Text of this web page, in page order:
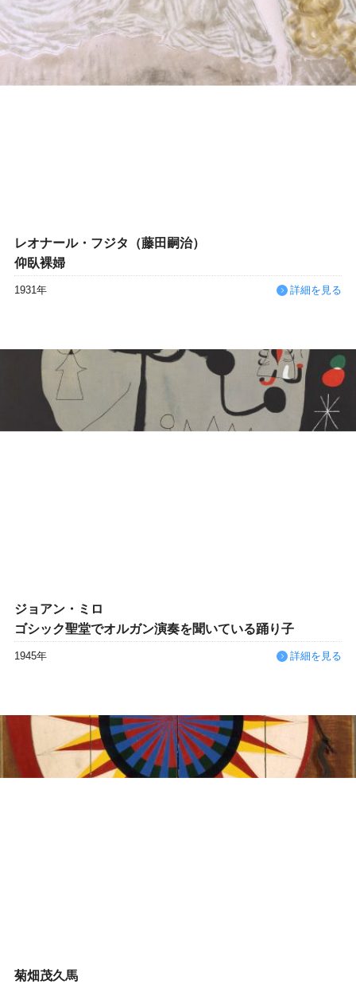
レオナール・フジタ（藤田嗣治）
仰臥裸婦
1931年 詳細を見る
ジョアン・ミロ
ゴシック聖堂でオルガン演奏を聞いている踊り子
1945年 詳細を見る
菊畑茂久馬